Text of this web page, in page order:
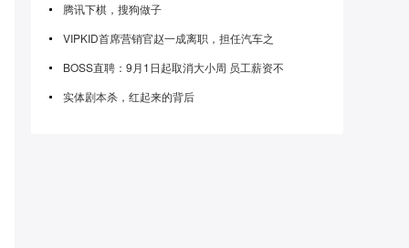
腾讯下棋，搜狗做子
VIPKID首席营销官赵一成离职，担任汽车之
BOSS直聘：9月1日起取消大小周 员工薪资不
实体剧本杀，红起来的背后